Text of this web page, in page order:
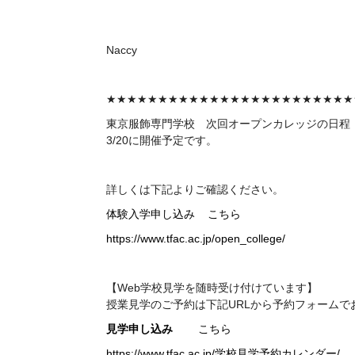
Naccy
東京服飾専門学校 次回 オープンカレッジの日程
3/20に開催予定です。
詳しくは下記よりご確認ください。
体験入学申し込み こちら
https://www.tfac.ac.jp/open_college/
【Web学校見学を随時受け付けています】
授業見学のご予約は下記URLから予約フォームで
見学申し込み
こちら